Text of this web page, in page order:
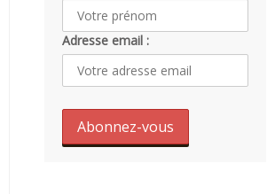
Adresse email :